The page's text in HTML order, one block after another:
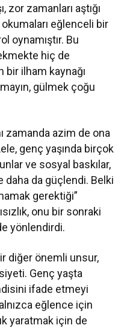
zor zamanları aştığı
okumaları eğlenceli bir
oynamıştır. Bu
hiç de
bir ilham kaynağı
gülmek çoğu
zamanda azim de ona
genç yaşında birçok
ve sosyal baskılar,
daha da güçlendi. Belki
gerektiği”
onu bir sonraki
yönlendirdi.
diğer önemli unsur,
Genç yaşta
ifade etmeyi
eğlence için
yaratmak için de